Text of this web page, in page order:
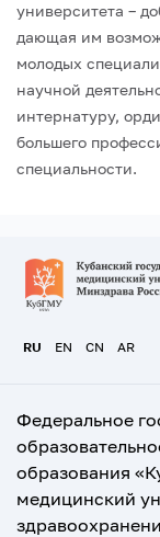
университета –
дающая им
молодых
научной
интернатуру,
большего
специальности.
RU EN CN AR
Федеральное
образования
медицинский